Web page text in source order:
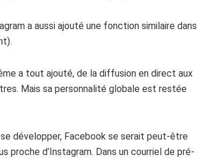
a aussi ajouté une fonction similaire dans
a tout ajouté, de la diffusion en direct aux
Mais sa personnalité globale est restée
développer, Facebook se serait peut-être
proche d’Instagram. Dans un courriel de pré-